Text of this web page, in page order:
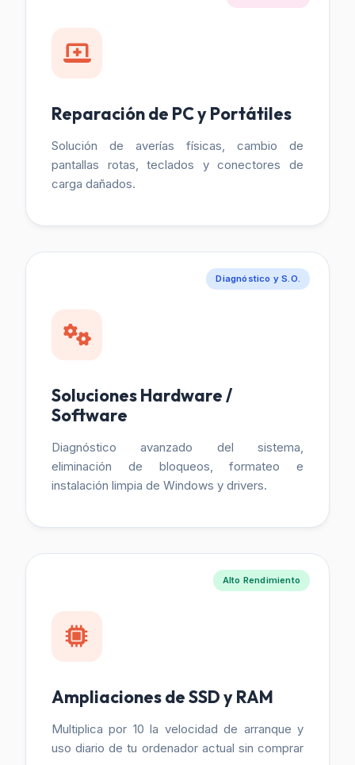
Reparación de PC y Portátiles
Solución de averías físicas, cambio de
pantallas rotas, teclados y conectores de
carga dañados.
Diagnóstico y S.O.
Soluciones Hardware /
Software
Diagnóstico avanzado del sistema,
eliminación de bloqueos, formateo e
instalación limpia de Windows y drivers.
Alto Rendimiento
Ampliaciones de SSD y RAM
Multiplica por 10 la velocidad de arranque y
uso diario de tu ordenador actual sin comprar